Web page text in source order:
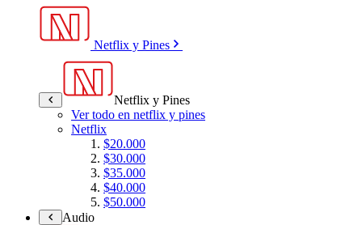
Netflix y Pines
Netflix y Pines
Ver todo en netflix y pines
Netflix
$20.000
$30.000
$35.000
$40.000
$50.000
Audio